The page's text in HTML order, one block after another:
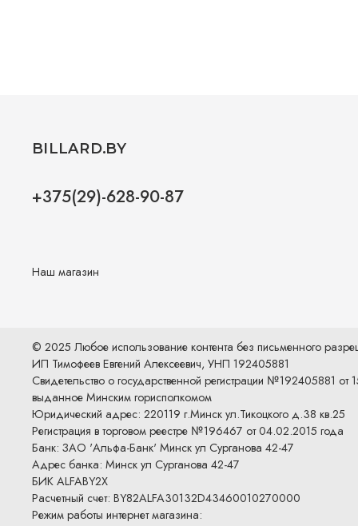
BILLARD.BY
+375(29)-628-90-87
Наш магазин
© 2025 Любое использование контента без письменного
ИП Тимофеев Евгений Алексеевич, УНП 192405881
Свидетельство о государственной регистрации №192405881 от
выданное Минским горисполкомом
Юридический адрес: 220119 г.Минск ул.Тикоцкого д.38 кв.25
Регистрация в торговом реестре №196467 от 04.02.2015 года
Банк: ЗАО 'Альфа-Банк' Минск ул Сурганова 42-47
Адрес банка: Минск ул Сурганова 42-47
БИК ALFABY2X
Расчетный счет: BY82ALFA30132D43460010270000
Режим работы интернет магазина: